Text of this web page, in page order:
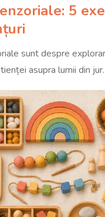
5
sunt despre
asupra lumii din jur.